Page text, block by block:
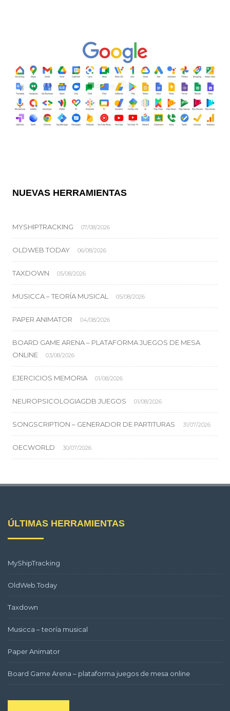
NUEVAS HERRAMIENTAS
MYSHIPTRACKING 07/08/2026
OLDWEB.TODAY 06/08/2026
TAXDOWN 05/08/2026
MUSICCA – TEORÍA MUSICAL 05/08/2026
PAPER ANIMATOR 04/08/2026
BOARD GAME ARENA – PLATAFORMA JUEGOS DE MESA
ONLINE
03/08/2026
EJERCICIOS MEMORIA 01/08/2026
NEUROPSICOLOGIAGDB JUEGOS 01/08/2026
SONGSCRIPTION – GENERADOR DE PARTITURAS 31/07/2026
OECWORLD 30/07/2026
ÚLTIMAS HERRAMIENTAS
MyShipTracking
OldWeb.Today
Taxdown
Musicca – teoría musical
Paper Animator
Board Game Arena – plataforma juegos de mesa online